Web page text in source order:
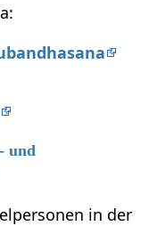
und
in der